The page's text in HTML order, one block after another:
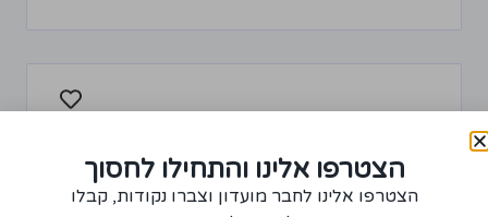
הצטרפו אלינו והתחילו לחסוך
הצטרפו אלינו לחבר מועדון וצברו נקודות, קבלו